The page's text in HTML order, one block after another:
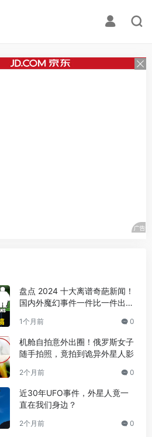
盘点 2024 十大离谱奇葩新闻！
国内外魔幻事件一件比一件出人
1个月前 0
机舱自拍意外出圈！俄罗斯女子
随手拍照，竟拍到诡异外星人影
2个月前 0
近30年UFO事件，外星人竟一
直在我们身边？
2个月前 0